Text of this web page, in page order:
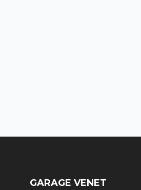
GARAGE VENET